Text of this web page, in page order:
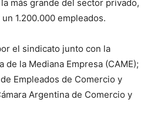
más grande del sector privado,
1.200.000 empleados.
el sindicato junto con la
la Mediana Empresa (CAME);
Empleados de Comercio y
Argentina de Comercio y